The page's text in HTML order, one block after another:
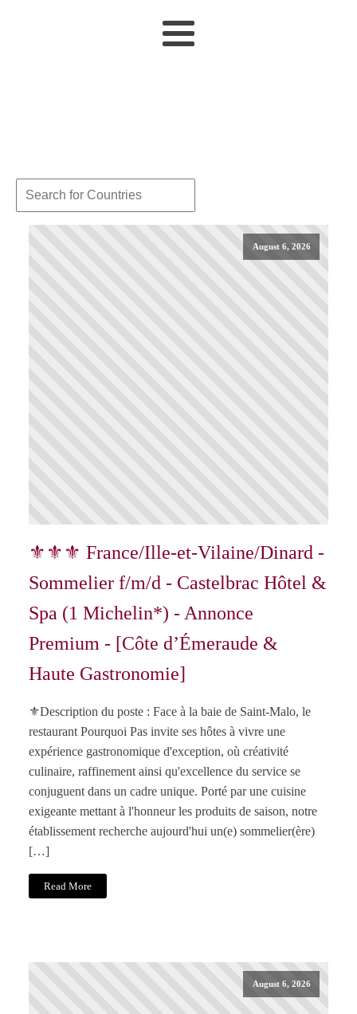
August 6, 2026
⚜⚜⚜ France/Ille-et-Vilaine/Dinard -
Sommelier f/m/d - Castelbrac Hôtel &
Spa (1 Michelin*) - Annonce
Premium - [Côte d’Émeraude &
Haute Gastronomie]
⚜️Description du poste : Face à la baie de Saint-Malo, le
restaurant Pourquoi Pas invite ses hôtes à vivre une
expérience gastronomique d'exception, où créativité
culinaire, raffinement ainsi qu'excellence du service se
conjuguent dans un cadre unique. Porté par une cuisine
exigeante mettant à l'honneur les produits de saison, notre
établissement recherche aujourd'hui un(e) sommelier(ère)
[…]
Read More
August 6, 2026